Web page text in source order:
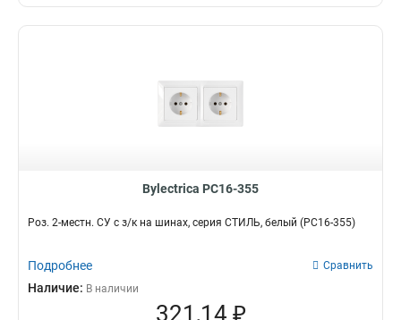
Bylectrica РС16-355
Роз. 2-местн. СУ с з/к на шинах, серия СТИЛЬ, белый (РС16-355)
Подробнее Сравнить
Наличие: В наличии
321,14 ₽